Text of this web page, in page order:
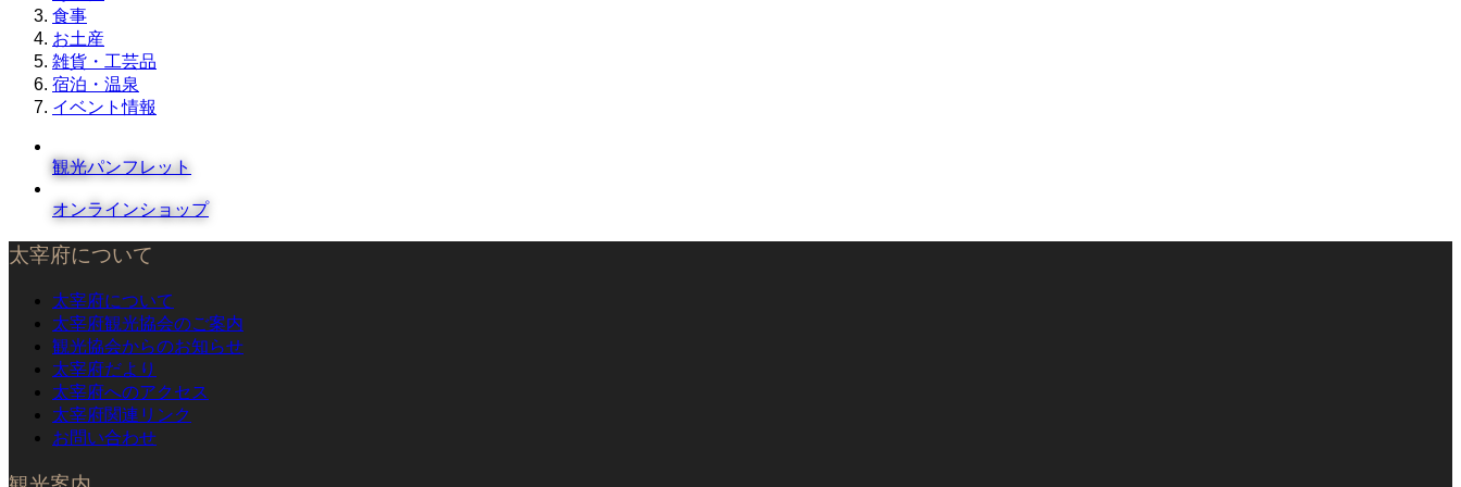
食事
お土産
雑貨・工芸品
宿泊・温泉
イベント情報
観光パンフレット
オンラインショップ
太宰府について
太宰府について
太宰府観光協会のご案内
観光協会からのお知らせ
太宰府だより
太宰府へのアクセス
太宰府関連リンク
お問い合わせ